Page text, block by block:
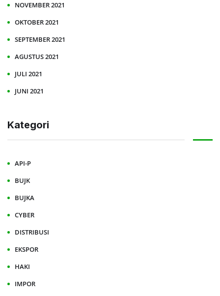
NOVEMBER 2021
OKTOBER 2021
SEPTEMBER 2021
AGUSTUS 2021
JULI 2021
JUNI 2021
Kategori
API-P
BUJK
BUJKA
CYBER
DISTRIBUSI
EKSPOR
HAKI
IMPOR